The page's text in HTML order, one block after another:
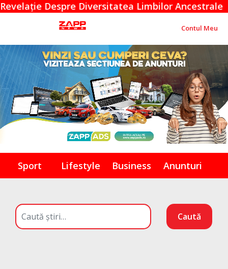
Despre Diversitatea Limbilor Ancestrale
Contul Meu
Sport Lifestyle Business Anunturi
Caută